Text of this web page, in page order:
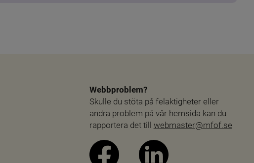
Webbproblem?
Skulle du stöta på felaktigheter eller
andra problem på vår hemsida kan du
rapportera det till webmaster@mfof.se